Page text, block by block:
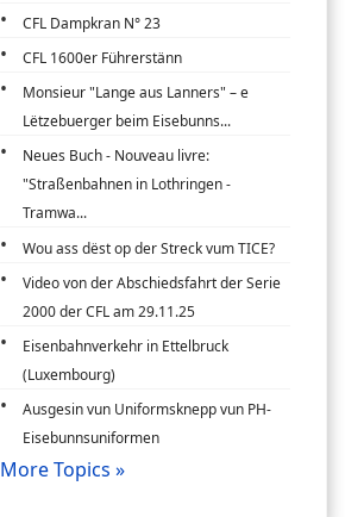
CFL Dampkran N° 23
CFL 1600er Führerstänn
Monsieur "Lange aus Lanners" – e
Lëtzebuerger beim Eisebunns...
Neues Buch - Nouveau livre:
"Straßenbahnen in Lothringen -
Tramwa...
Wou ass dëst op der Streck vum TICE?
Video von der Abschiedsfahrt der Serie
2000 der CFL am 29.11.25
Eisenbahnverkehr in Ettelbruck
(Luxembourg)
Ausgesin vun Uniformsknepp vun PH-
Eisebunnsuniformen
More Topics »